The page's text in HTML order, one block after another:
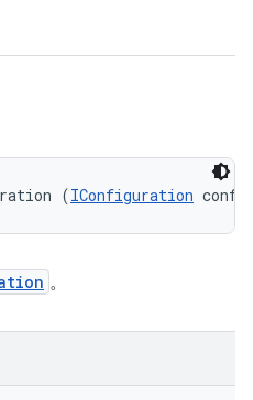
(IConfiguration
。